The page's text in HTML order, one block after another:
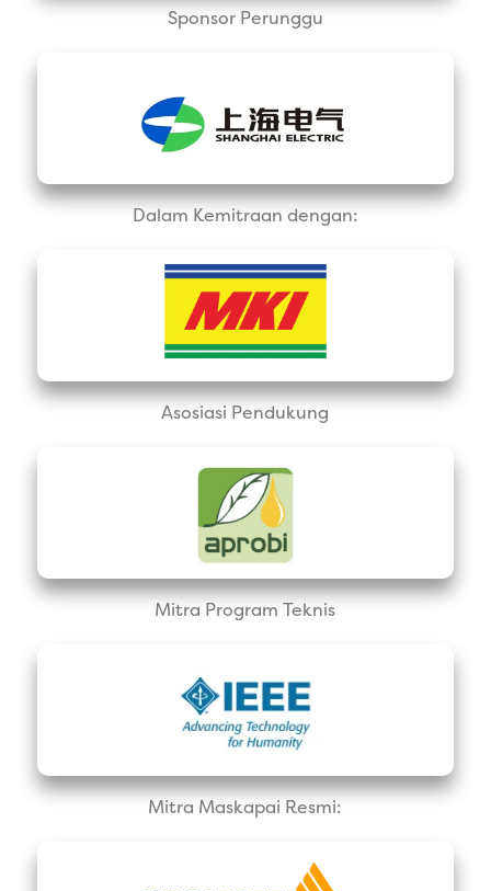
Sponsor Perunggu
Dalam Kemitraan dengan:
Asosiasi Pendukung
Mitra Program Teknis
Mitra Maskapai Resmi: